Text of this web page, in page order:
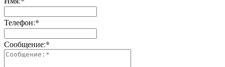
Телефон:*
Сообщение:*